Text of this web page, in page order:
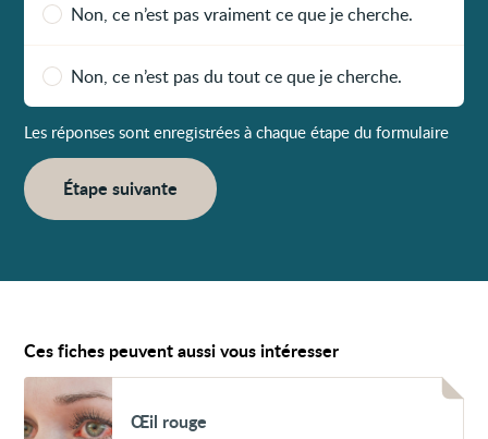
Non, ce n’est pas vraiment ce que je cherche.
Non, ce n’est pas du tout ce que je cherche.
Les réponses sont enregistrées à chaque étape du formulaire
Étape suivante
Ces fiches peuvent aussi vous intéresser
Voir
Œil
rouge
Œil rouge